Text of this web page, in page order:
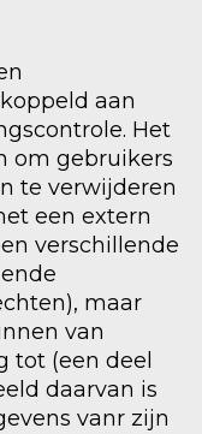
aan
Het
om gebruikers
te verwijderen
een extern
verschillende
maar
van
tot (een deel
daarvan is
vanr zijn